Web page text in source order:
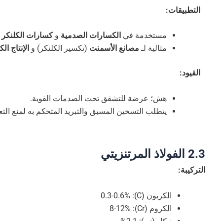
التطبيقات:
مستخدمة في الكسارات الصدمية وكسارات الكلنكر
مثالية لـ مصانع الأسمنت (تكسير الكلنكر) و الإنتاج
القيود:
هش؛ عرضة للتشقق تحت الصدمات القوية.
يتطلب التسخين المسبق والتبريد المتحكم به لمنع
2.3 الفولاذ المرتنزيتي
التركيبة:
الكربون (C): 0.3-0.6%
الكروم (Cr): 8-12%